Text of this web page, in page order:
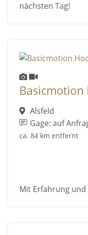
nächsten Tag!
Alsfeld
Gage: auf
ca. 84 km entfernt
Mit Erfahrung und